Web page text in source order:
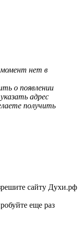
нет в
о появлении
адрес
получить
сайту Духи.рф
еще раз